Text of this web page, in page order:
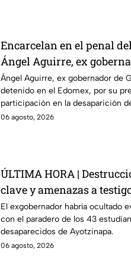
Encarcelan en el penal
Ángel Aguirre, ex
Guerrero por caso
Ángel Aguirre, ex gobernador de
detenido en el Edomex, por su
participación en la desaparición
normalistas de Ayotzinapa.
06 agosto, 2026
ÚLTIMA HORA |
clave y amenazas a
de exgobernador Ángel
El exgobernador habría ocultado
con el paradero de los 43
desaparecidos de Ayotzinapa.
06 agosto, 2026